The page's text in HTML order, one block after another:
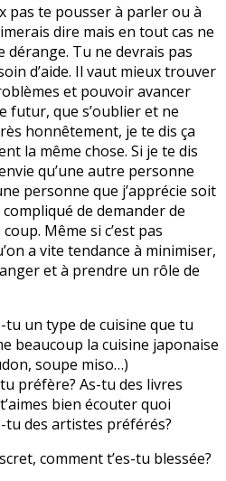
pas te pousser à parler ou à
dire mais en tout cas ne
dérange. Tu ne devrais pas
d’aide. Il vaut mieux trouver
et pouvoir avancer
futur, que s’oublier et ne
honnêtement, je te dis ça
la même chose. Si je te dis
envie qu’une autre personne
personne que j’apprécie soit
compliqué de demander de
Même si c’est pas
a vite tendance à minimiser,
et à prendre un rôle de
tu un type de cuisine que tu
beaucoup la cuisine japonaise
soupe miso…)
préfère? As-tu des livres
bien écouter quoi
tu des artistes préférés?
comment t’es-tu blessée?